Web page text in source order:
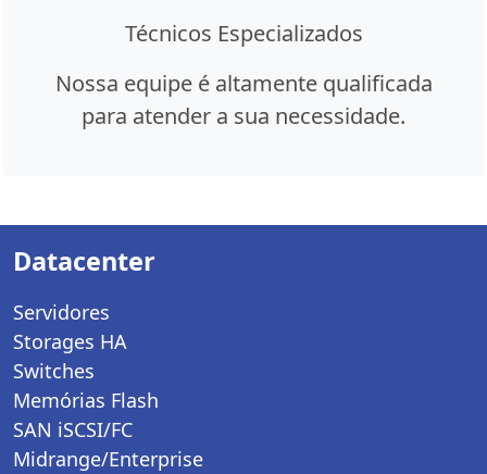
Técnicos Especializados
Nossa equipe é altamente qualificada
para atender a sua necessidade.
Datacenter
Servidores
Storages HA
Switches
Memórias Flash
SAN iSCSI/FC
Midrange/Enterprise